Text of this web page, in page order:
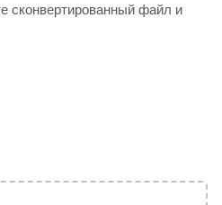
сконвертированный файл и